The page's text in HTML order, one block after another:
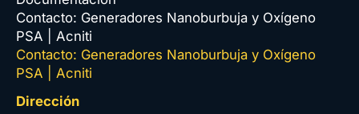
Contacto: Generadores Nanoburbuja y Oxígeno
PSA | Acniti
Contacto: Generadores Nanoburbuja y Oxígeno
PSA | Acniti
Dirección